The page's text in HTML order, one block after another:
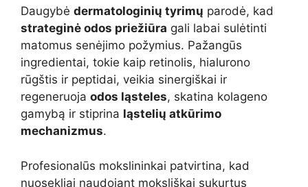
Daugybė dermatologinių tyrimų parodė, kad
strateginė odos priežiūra gali labai sulėtinti
matomus senėjimo požymius. Pažangūs
ingredientai, tokie kaip retinolis, hialurono
rūgštis ir peptidai, veikia sinergiškai ir
regeneruoja odos ląsteles, skatina kolageno
gamybą ir stiprina ląstelių atkūrimo
mechanizmus.
Profesionalūs mokslininkai patvirtina, kad
nuosekliai naudojant moksliškai sukurtus